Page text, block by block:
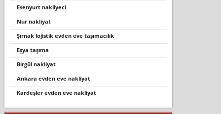
esenyurt nakliyeci
nur nakli̇yat
şırnak lojistik evden eve taşımacılık
eşya taşıma
birgül nakliyat
ankara evden eve nakliyat
kardeşler evden eve nakliyat